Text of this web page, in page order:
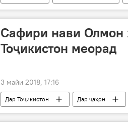
Шавкат Мирзиёев
Афзалшо
Сафири нави Олмон
Тоҷикистон меорад
3 майи 2018, 17:16
Дар Тоҷикистон Дар ҷаҳон
Шамсиддин Орумбекзода